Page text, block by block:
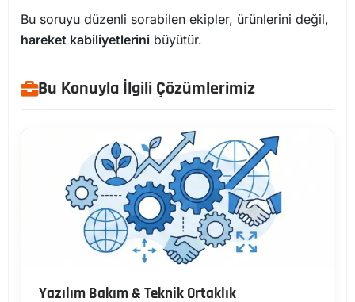
Bu soruyu düzenli sorabilen ekipler, ürünlerini değil,
hareket kabiliyetlerini büyütür.
Bu Konuyla İlgili Çözümlerimiz
Yazılım Bakım & Teknik Ortaklık